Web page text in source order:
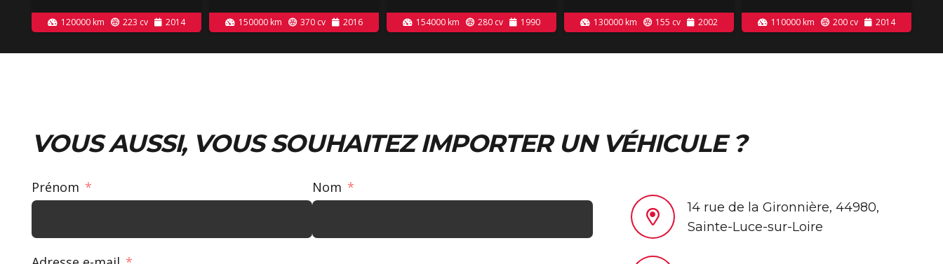
120000 km 223 cv 2014 150000 km 370cv 2016 154000 km 280cv 1990 130000 km 155 cv 2002 110000 km 200cv 2014
VOUS AUSSI, VOUS SOUHAITEZ IMPORTER UN VÉHICULE ?
Prénom Nom
14 rue de la Gironnière, 44980,
Sainte-Luce-sur-Loire